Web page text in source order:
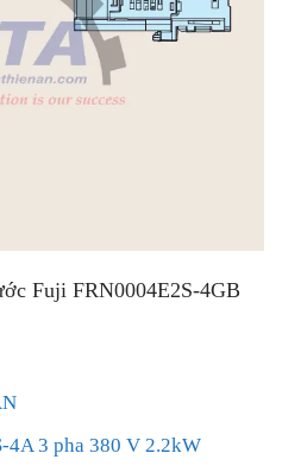
Fuji FRN0004E2S-4GB
4A 3 pha 380 V 2.2kW